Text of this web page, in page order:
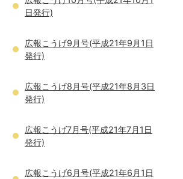
日発行)
広報こうげ9月号(平成21年9月1日
発行)
広報こうげ8月号(平成21年8月3日
発行)
広報こうげ7月号(平成21年7月1日
発行)
広報こうげ6月号(平成21年6月1日